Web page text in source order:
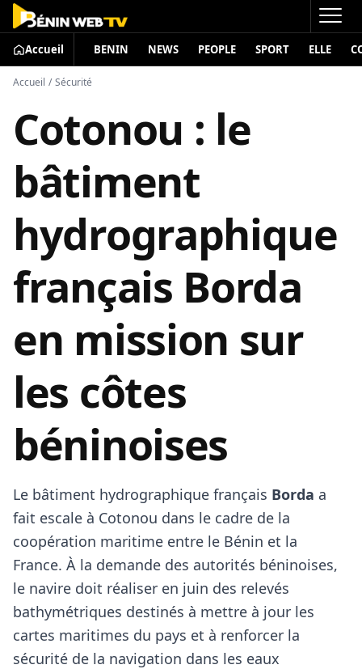
Accueil BENIN NEWS PEOPLE SPORT ELLE
Accueil / Sécurité
Cotonou : le
bâtiment
hydrographique
français Borda
en mission sur
les côtes
béninoises
Le bâtiment hydrographique français Borda a
fait escale à Cotonou dans le cadre de la
coopération maritime entre le Bénin et la
France. À la demande des autorités béninoises,
le navire doit réaliser en juin des relevés
bathymétriques destinés à mettre à jour les
cartes maritimes du pays et à renforcer la
sécurité de la navigation dans les eaux